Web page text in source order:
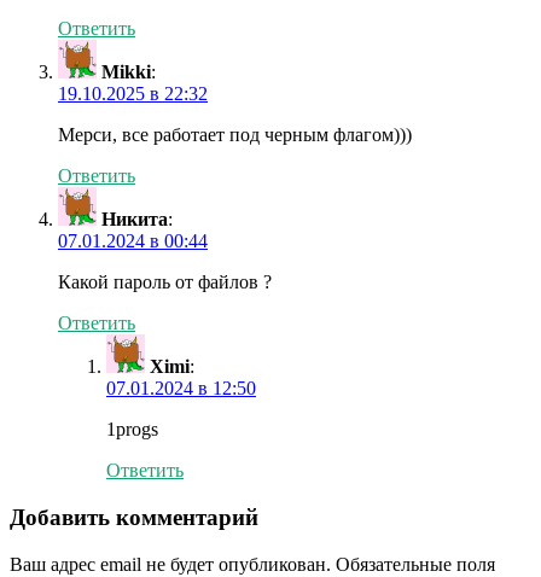
Ответить
Mikki:
19.10.2025 в 22:32
Мерси, все работает под черным флагом)))
Ответить
Никита:
07.01.2024 в 00:44
Какой пароль от файлов ?
Ответить
Ximi:
07.01.2024 в 12:50
1progs
Ответить
Добавить комментарий
Ваш адрес email не будет опубликован. Обязательные поля